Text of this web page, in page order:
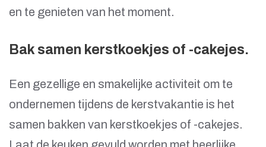
en te genieten van het moment.
Bak samen kerstkoekjes of -cakejes.
Een gezellige en smakelijke activiteit om te
ondernemen tijdens de kerstvakantie is het
samen bakken van kerstkoekjes of -cakejes.